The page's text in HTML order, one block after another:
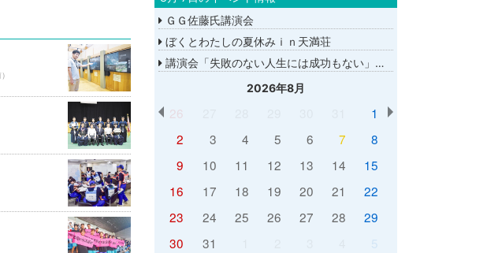
ＧＧ佐藤氏講演会
ぼくとわたしの夏休みｉｎ天満荘
講演会「失敗のない人生には成功もない」講師：ＧＧ佐藤さん
2026年8月
26
1
2
3 4 5 6 7
8
9
10 11 12 13 14
15
16
17 18 19 20 21
22
23
24 25 26 27 28
29
30
31 5